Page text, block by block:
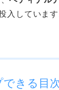
入しています
できる目